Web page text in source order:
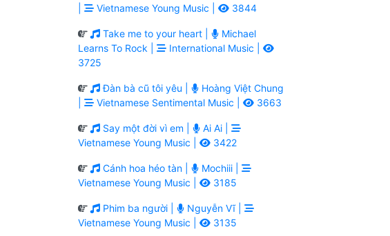
Vietnamese Young Music | 3844
Take me to your heart |
Michael
Learns To Rock |
International Music |
3725
Đàn bà cũ tôi yêu |
Hoàng Việt Chung
Vietnamese Sentimental Music | 3663
Say một đời vì em |
Ai Ai |
Vietnamese Young Music |
3422
Cánh hoa héo tàn |
Mochiii |
Vietnamese Young Music |
3185
Phim ba người |
Nguyễn Vĩ |
Vietnamese Young Music |
3135